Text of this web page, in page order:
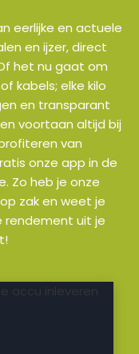
eerlijke en actuele
en ijzer, direct
het nu gaat om
kabels; elke kilo
en transparant
voortaan altijd bij
van
onze app in de
Zo heb je onze
zak en weet je
rendement uit je